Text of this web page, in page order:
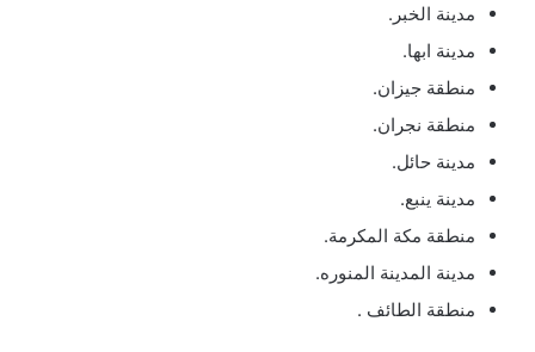
مدينة الخبر.
مدينة ابها.
منطقة جيزان.
منطقة نجران.
مدينة حائل.
مدينة ينبع.
منطقة مكة المكرمة.
مدينة المدينة المنوره.
منطقة الطائف .